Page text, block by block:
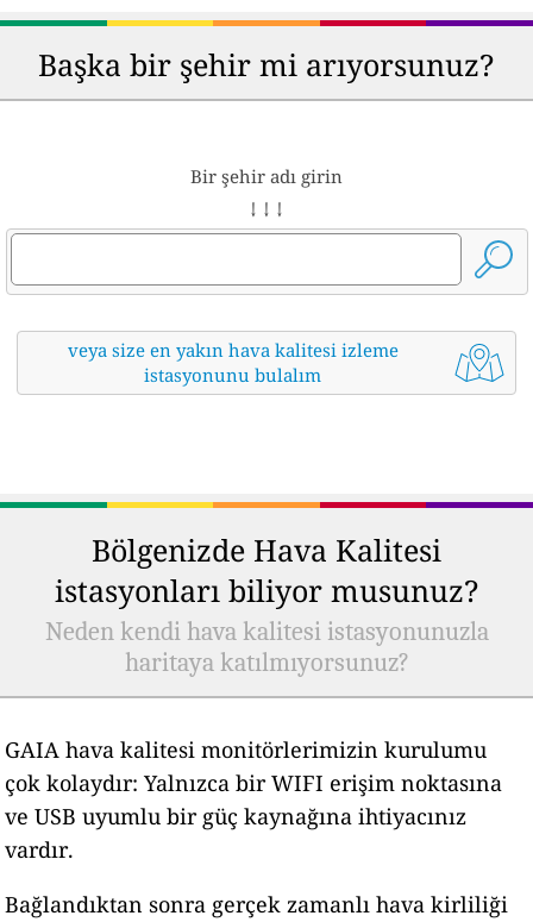
Başka bir şehir mi arıyorsunuz?
Bir şehir adı girin
↓ ↓ ↓
veya size en yakın hava kalitesi izleme
istasyonunu bulalım
Bölgenizde Hava Kalitesi
istasyonları biliyor musunuz?
Neden kendi hava kalitesi istasyonunuzla
haritaya katılmıyorsunuz?
GAIA hava kalitesi monitörlerimizin kurulumu
çok kolaydır: Yalnızca bir WIFI erişim noktasına
ve USB uyumlu bir güç kaynağına ihtiyacınız
vardır.
Bağlandıktan sonra gerçek zamanlı hava kirliliği